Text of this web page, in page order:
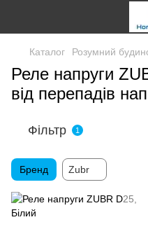
Каталог Розумний
Реле напруги
від перепадів
Фільтр 1
Бренд Zubr